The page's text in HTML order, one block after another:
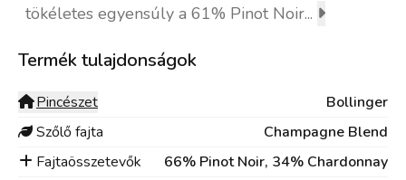
tökéletes egyensúly a 61% Pinot Noir...
Termék tulajdonságok
Pincészet
Bollinger
Szőlő fajta
Champagne Blend
Fajtaösszetevők
66% Pinot Noir, 34% Chardonnay